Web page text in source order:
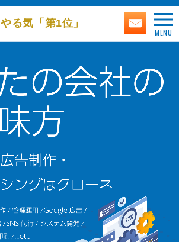
やる気「第1位」
MENU